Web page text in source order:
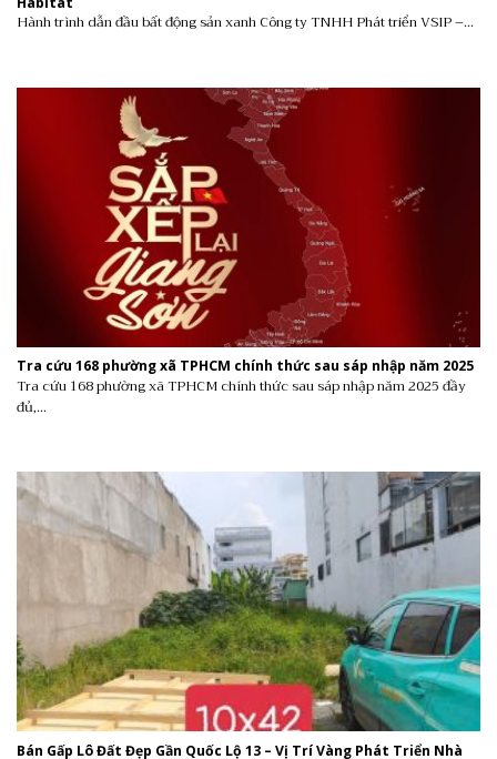
Hành trình dẫn đầu bất động sản xanh Công ty TNHH Phát triển VSIP –...
Tra cứu 168 phường xã TPHCM chính thức sau sáp nhập năm 2025
Tra cứu 168 phường xã TPHCM chính thức sau sáp nhập năm 2025 đầy
đủ,...
Bán Gấp Lô Đất Đẹp Gần Quốc Lộ 13 – Vị Trí Vàng Phát Triển Nhà